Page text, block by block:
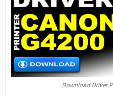
Download Driver